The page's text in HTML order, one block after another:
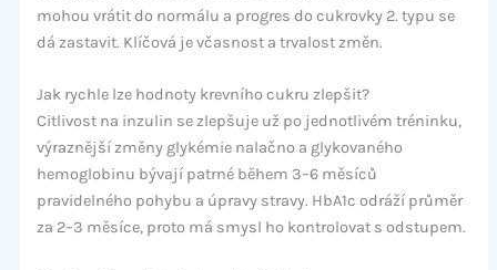
mohou vrátit do normálu a progres do cukrovky 2. typu se
dá zastavit. Klíčová je včasnost a trvalost změn.
Jak rychle lze hodnoty krevního cukru zlepšit?
Citlivost na inzulin se zlepšuje už po jednotlivém tréninku,
výraznější změny glykémie nalačno a glykovaného
hemoglobinu bývají patrné během 3–6 měsíců
pravidelného pohybu a úpravy stravy. HbA1c odráží průměr
za 2–3 měsíce, proto má smysl ho kontrolovat s odstupem.